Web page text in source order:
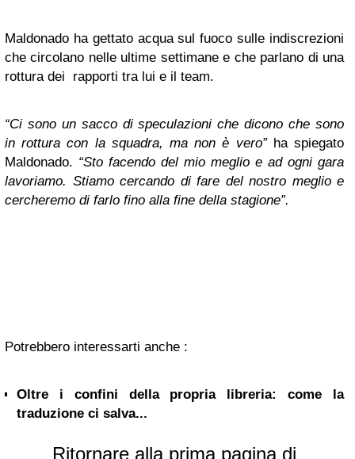
Maldonado ha gettato acqua sul fuoco sulle indiscrezioni
che circolano nelle ultime settimane e che parlano di una
rottura dei rapporti tra lui e il team.
“Ci sono un sacco di speculazioni che dicono che sono
in rottura con la squadra, ma non è vero”ha spiegato
Maldonado. “Sto facendo del mio meglio e ad ogni gara
lavoriamo. Stiamo cercando di fare del nostro meglio e
cercheremo di farlo fino alla fine della stagione”.
Potrebbero interessarti anche :
Oltre i confini della propria libreria: come la
traduzione ci salva...
Ritornare alla prima pagina di